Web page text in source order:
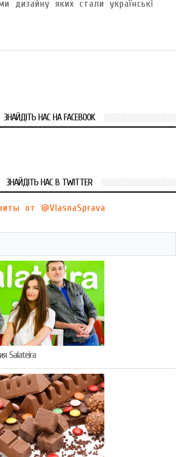
дизайну яких стали українські
ЗНАЙДІТЬ НАС НА FACEBOOK
ЗНАЙДІТЬ НАС В TWITTER
от @VlasnaSprava
Salateira